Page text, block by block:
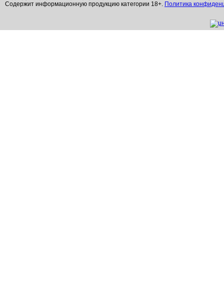
Содержит информационную продукцию категории 18+. Политика